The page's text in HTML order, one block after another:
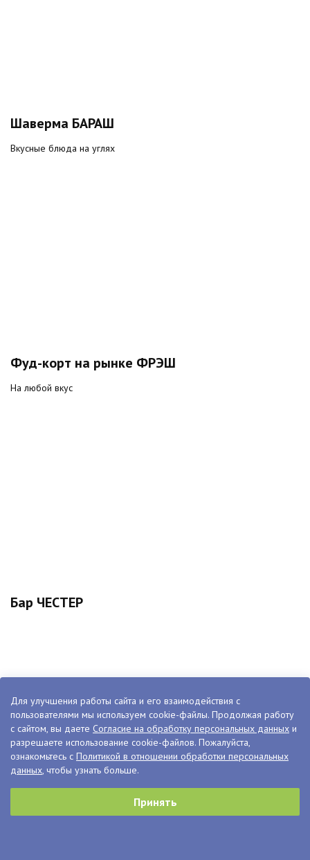
Шаверма БАРАШ
Вкусные блюда на углях
Фуд-корт на рынке ФРЭШ
На любой вкус
Бар ЧЕСТЕР
Для улучшения работы сайта и его взаимодействия с
пользователями мы используем cookie-файлы. Продолжая работу
с сайтом, вы даете Согласие на обработку персональных данных и
разрешаете использование cookie-файлов. Пожалуйста,
ознакомьтесь с Политикой в отношении обработки персональных
данных, чтобы узнать больше.
Принять